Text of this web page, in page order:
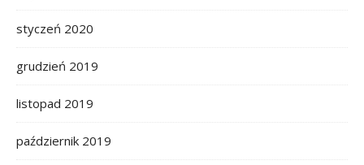
styczeń 2020
grudzień 2019
listopad 2019
październik 2019